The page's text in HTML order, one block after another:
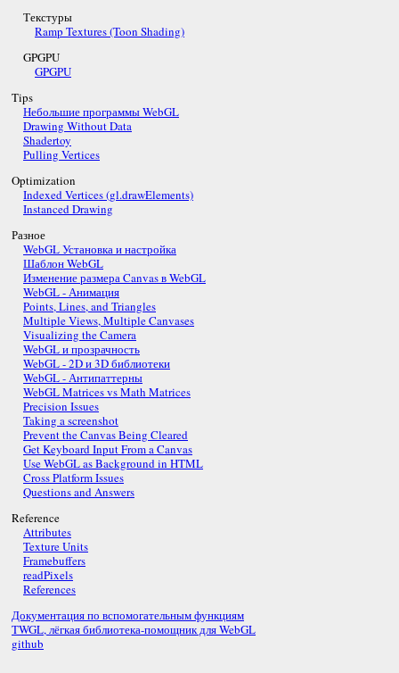
Текстуры
Ramp Textures (Toon Shading)
GPGPU
GPGPU
Tips
Небольшие программы WebGL
Drawing Without Data
Shadertoy
Pulling Vertices
Optimization
Indexed Vertices (gl.drawElements)
Instanced Drawing
Разное
WebGL Установка и настройка
Шаблон WebGL
Изменение размера Canvas в WebGL
WebGL - Анимация
Points, Lines, and Triangles
Multiple Views, Multiple Canvases
Visualizing the Camera
WebGL и прозрачность
WebGL - 2D и 3D библиотеки
WebGL - Антипаттерны
WebGL Matrices vs Math Matrices
Precision Issues
Taking a screenshot
Prevent the Canvas Being Cleared
Get Keyboard Input From a Canvas
Use WebGL as Background in HTML
Cross Platform Issues
Questions and Answers
Reference
Attributes
Texture Units
Framebuffers
readPixels
References
Документация по вспомогательным функциям
TWGL, лёгкая библиотека-помощник для WebGL
github